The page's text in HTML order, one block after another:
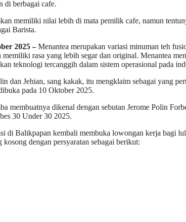
di berbagai cafe.
memiliki nilai lebih di mata pemilik cafe, namun
Barista.
2025 –Menantea merupakan variasi minuman teh
rasa yang lebih segar dan original. Menantea
teknologi tercanggih dalam sistem operasional pada
dan Jehian, sang kakak, itu mengklaim sebagai yang
pada 10 Oktober 2025.
membuatnya dikenal dengan sebutan Jerome Polin
30 Under 30 2025.
di Balikpapan kembali membuka lowongan kerja bagi
dengan persyaratan sebagai berikut: